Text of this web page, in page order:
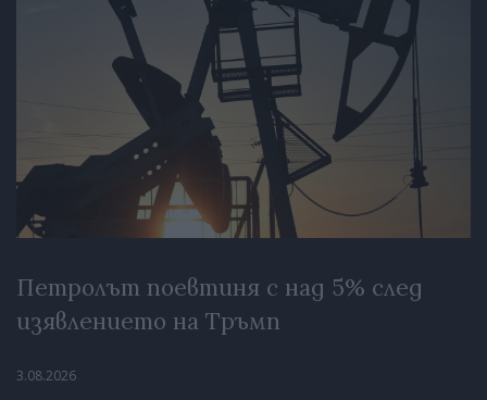
Петролът поевтиня с над 5% след
изявлението на Тръмп
3.08.2026